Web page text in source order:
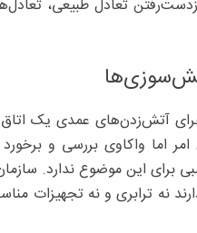
تعادل طبیعی،
آتش‌زدن‌های عمدی یک اتاق
امر اما واکاوی بررسی و
برای این موضوع ندارد.
نه ترابری و نه تجهیزات